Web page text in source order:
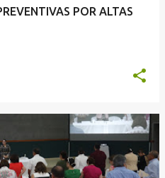
POR ALTAS